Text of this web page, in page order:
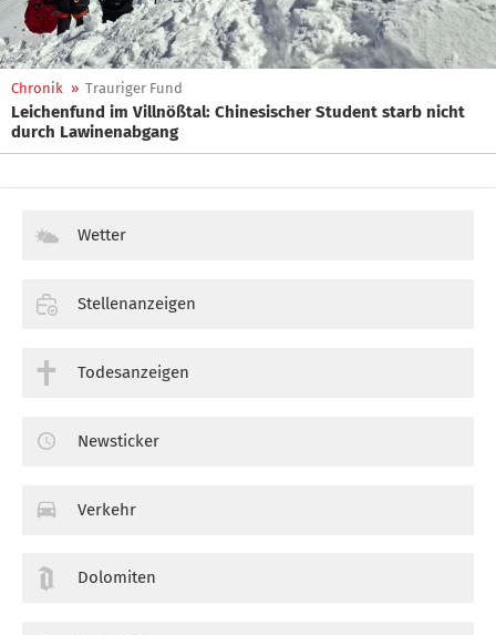
Chronik » Trauriger Fund
Leichenfund im Villnößtal: Chinesischer Student starb nicht
durch Lawinenabgang
Wetter
Stellenanzeigen
Todesanzeigen
Newsticker
Verkehr
Dolomiten